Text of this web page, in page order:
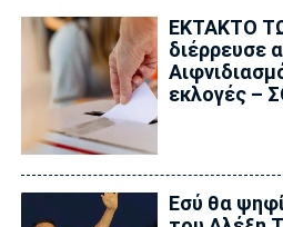
ΕΚΤΑΚΤΟ
διέρρευσε
εκλογές –
Εσύ θα